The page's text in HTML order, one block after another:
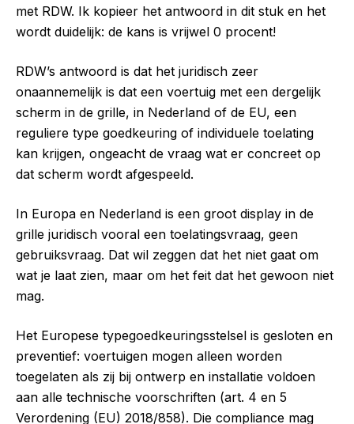
met RDW. Ik kopieer het antwoord in dit stuk en het
wordt duidelijk: de kans is vrijwel 0 procent!
RDW’s antwoord is dat het juridisch zeer
onaannemelijk is dat een voertuig met een dergelijk
scherm in de grille, in Nederland of de EU, een
reguliere type goedkeuring of individuele toelating
kan krijgen, ongeacht de vraag wat er concreet op
dat scherm wordt afgespeeld.
In Europa en Nederland is een groot display in de
grille juridisch vooral een toelatingsvraag, geen
gebruiksvraag. Dat wil zeggen dat het niet gaat om
wat je laat zien, maar om het feit dat het gewoon niet
mag.
Het Europese typegoedkeuringsstelsel is gesloten en
preventief: voertuigen mogen alleen worden
toegelaten als zij bij ontwerp en installatie voldoen
aan alle technische voorschriften (art. 4 en 5
Verordening (EU) 2018/858). Die compliance mag